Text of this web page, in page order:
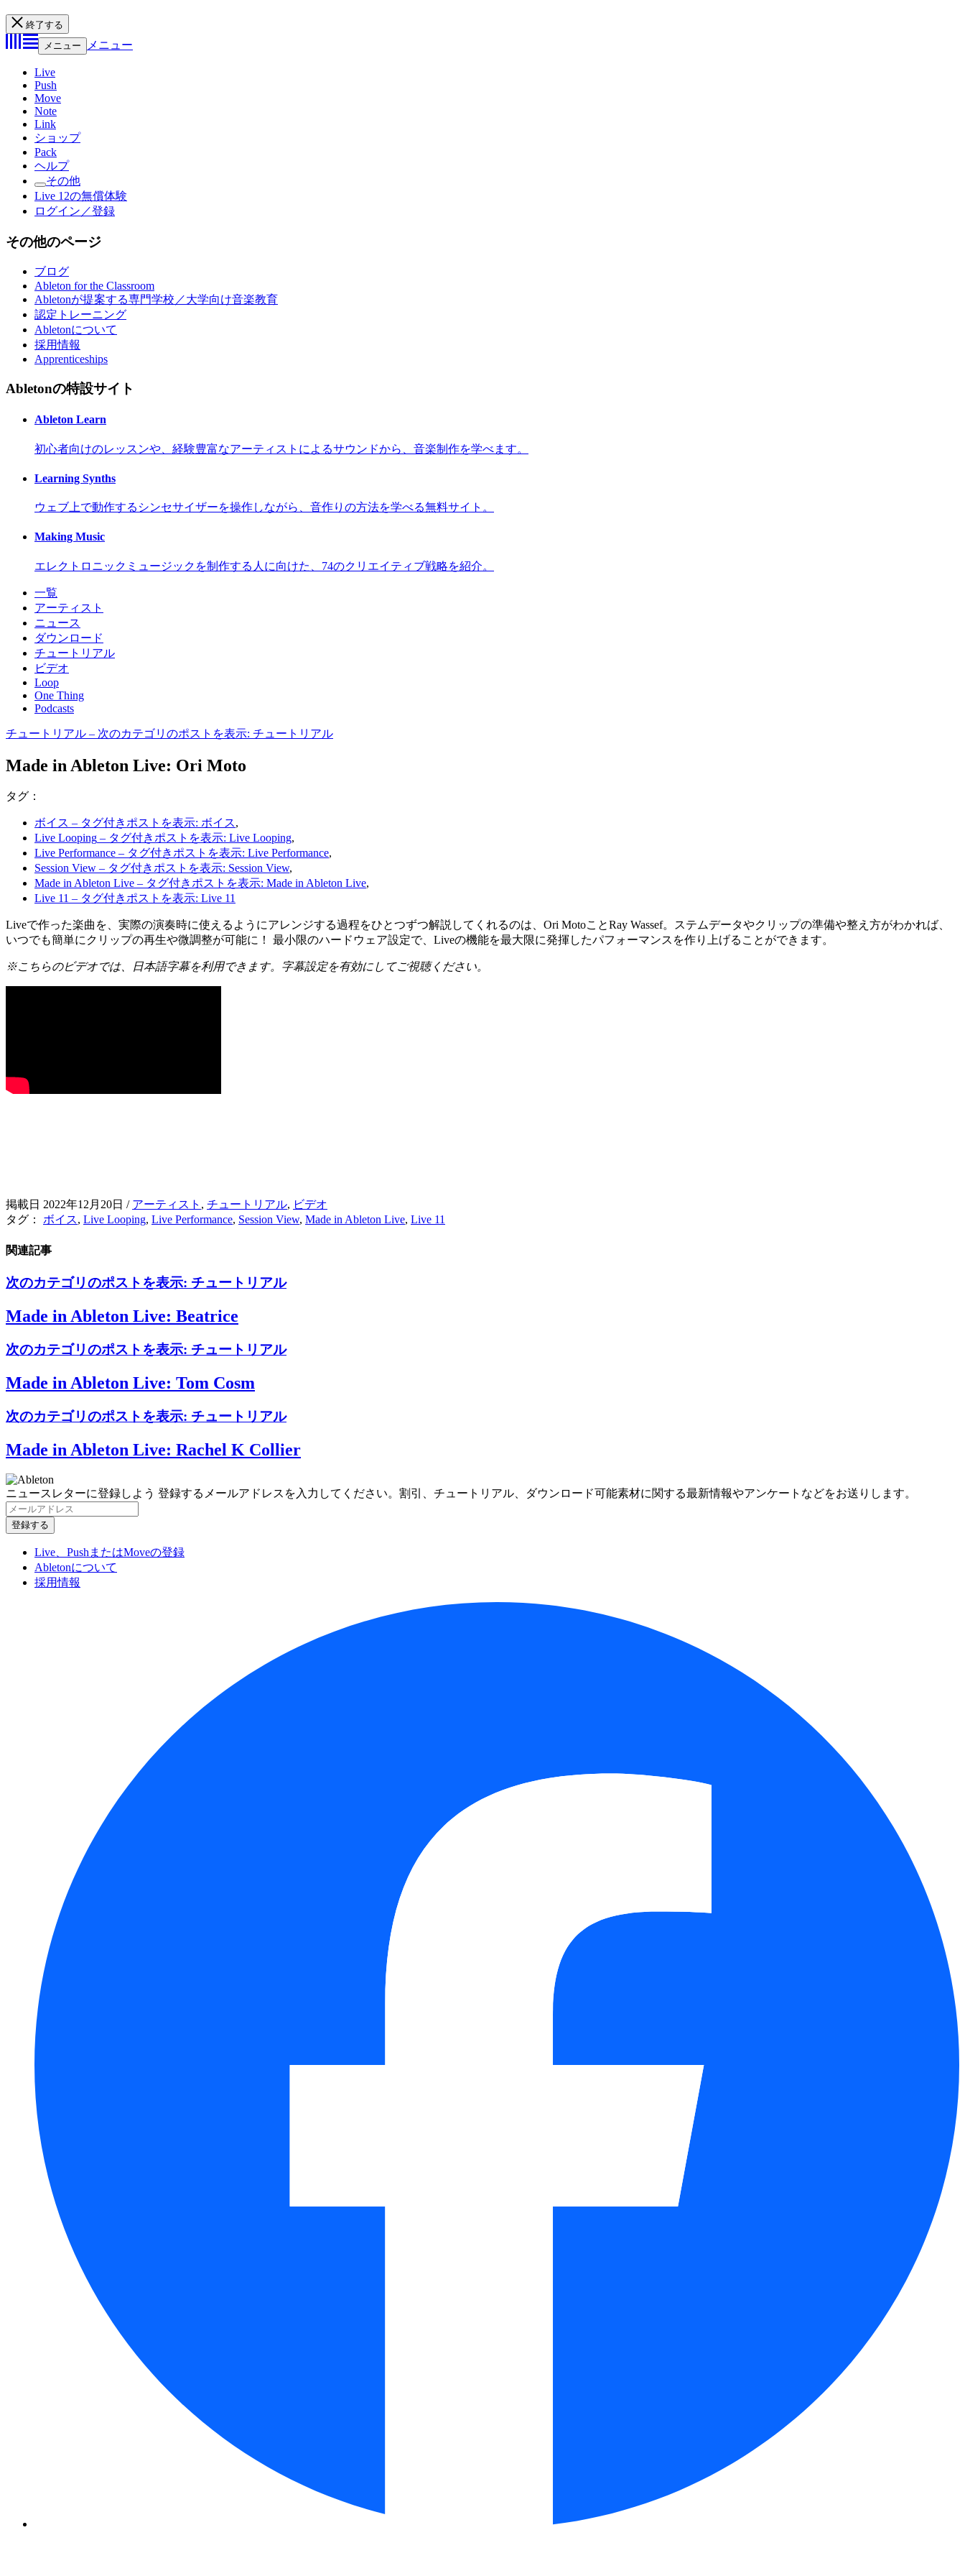
終了する
メニュー
メニュー
Live
Push
Move
Note
Link
ショップ
Pack
ヘルプ
その他
Live 12の無償体験
ログイン／登録
その他のページ
ブログ
Ableton for the Classroom
Abletonが提案する専門学校／大学向け音楽教育
認定トレーニング
Abletonについて
採用情報
Apprenticeships
Abletonの特設サイト
Ableton Learn
初心者向けのレッスンや、経験豊富なアーティストによるサウンドから、音楽制作を学べます。
Learning Synths
ウェブ上で動作するシンセサイザーを操作しながら、音作りの方法を学べる無料サイト。
Making Music
エレクトロニックミュージックを制作する人に向けた、74のクリエイティブ戦略を紹介。
一覧
アーティスト
ニュース
ダウンロード
チュートリアル
ビデオ
Loop
One Thing
Podcasts
チュートリアル – 次のカテゴリのポストを表示: チュートリアル
Made in Ableton Live: Ori Moto
タグ：
ボイス – タグ付きポストを表示: ボイス,
Live Looping – タグ付きポストを表示: Live Looping,
Live Performance – タグ付きポストを表示: Live Performance,
Session View – タグ付きポストを表示: Session View,
Made in Ableton Live – タグ付きポストを表示: Made in Ableton Live,
Live 11 – タグ付きポストを表示: Live 11
Liveで作った楽曲を、実際の演奏時に使えるようにアレンジする過程をひとつずつ解説してくれるのは、Ori MotoことRay Wassef。ステムデータやクリップの準備や整え方がわかれば、
いつでも簡単にクリップの再生や微調整が可能に！ 最小限のハードウェア設定で、Liveの機能を最大限に発揮したパフォーマンスを作り上げることができます。
※こちらのビデオでは、日本語字幕を利用できます。字幕設定を有効にしてご視聴ください。
掲載日 2022年12月20日 / アーティスト , チュートリアル, ビデオ
タグ： ボイス, Live Looping, Live Performance, Session View, Made in Ableton Live, Live 11
関連記事
次のカテゴリのポストを表示: チュートリアル
Made in Ableton Live: Beatrice
次のカテゴリのポストを表示: チュートリアル
Made in Ableton Live: Tom Cosm
次のカテゴリのポストを表示: チュートリアル
Made in Ableton Live: Rachel K Collier
ニュースレターに登録しよう 登録するメールアドレスを入力してください。割引、チュートリアル、ダウンロード可能素材に関する最新情報やアンケートなどをお送りします。
Live、PushまたはMoveの登録
Abletonについて
採用情報